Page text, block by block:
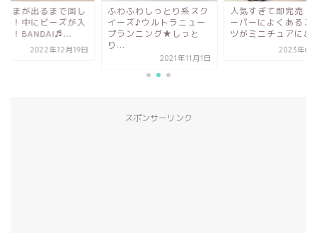
たまが出るまで回し
～！中にビーズが入
る！BANDAI♬...
2022年12月19日
ふわふわしっとり系スク
イーズ♪ウルトラニュー
プランニング★しっと
り...
2021年11月1日
人気すぎて即完売！
ーパーによくあるス
ツがミニチュアに
2023年6
スポンサーリンク